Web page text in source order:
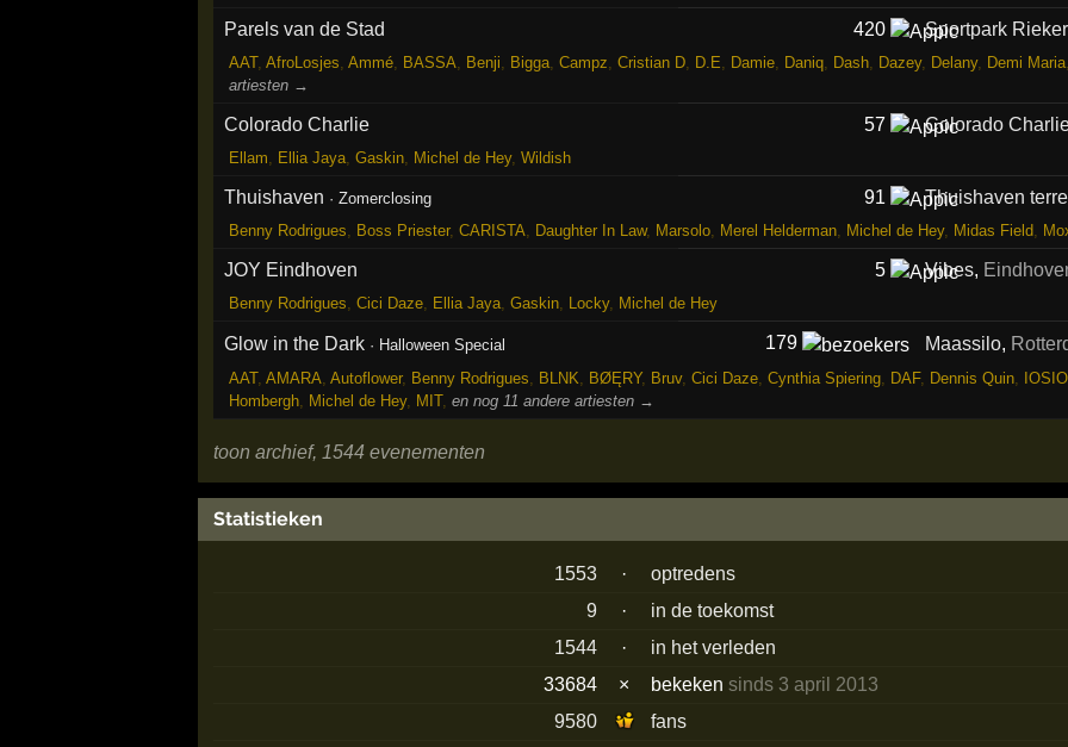
Parels van de Stad 420 Sportpark
AAT, AfroLosjes Ammé, BASSA Benji Bigga, Campz Cristian D, D.E Damie, Daniq, Dash, Dazey, Delany, Demi Maria,
artiesten →
Colorado Charlie 57 Colorado
Ellam Ellia Jaya, Gaskin, Michel de Hey, Wildish
Thuishaven ·Zomerclosing 91 Thuishaven
Benny Rodrigues Boss Priester, CARISTA Daughter In Law, Marsolo, Merel Helderman, Michel de Hey, Midas Field
JOY Eindhoven 5 Vibes,
Benny Rodrigues Cici Daze, Ellia Jaya, Gaskin, Locky, Michel de Hey
Glow in the Dark · Halloween Special 179 Maassilo,
AAT, AMARA Autoflower, Benny Rodrigues BLNK BØĘRY, Bruv, Cici Daze, Cynthia Spiering, DAF, Dennis Quin, IOSIO,
Hombergh, Michel de Hey, MIT, en nog 11 andere artiesten →
toon archief, 1544 evenementen
Statistieken
1553 ·
optredens
9
·
in de toekomst
1544
·
in het verleden
33684
× bekekensinds 3 april 2013
9580
fans